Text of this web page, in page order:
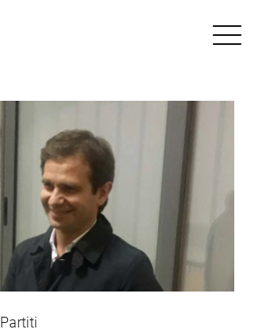

Partiti